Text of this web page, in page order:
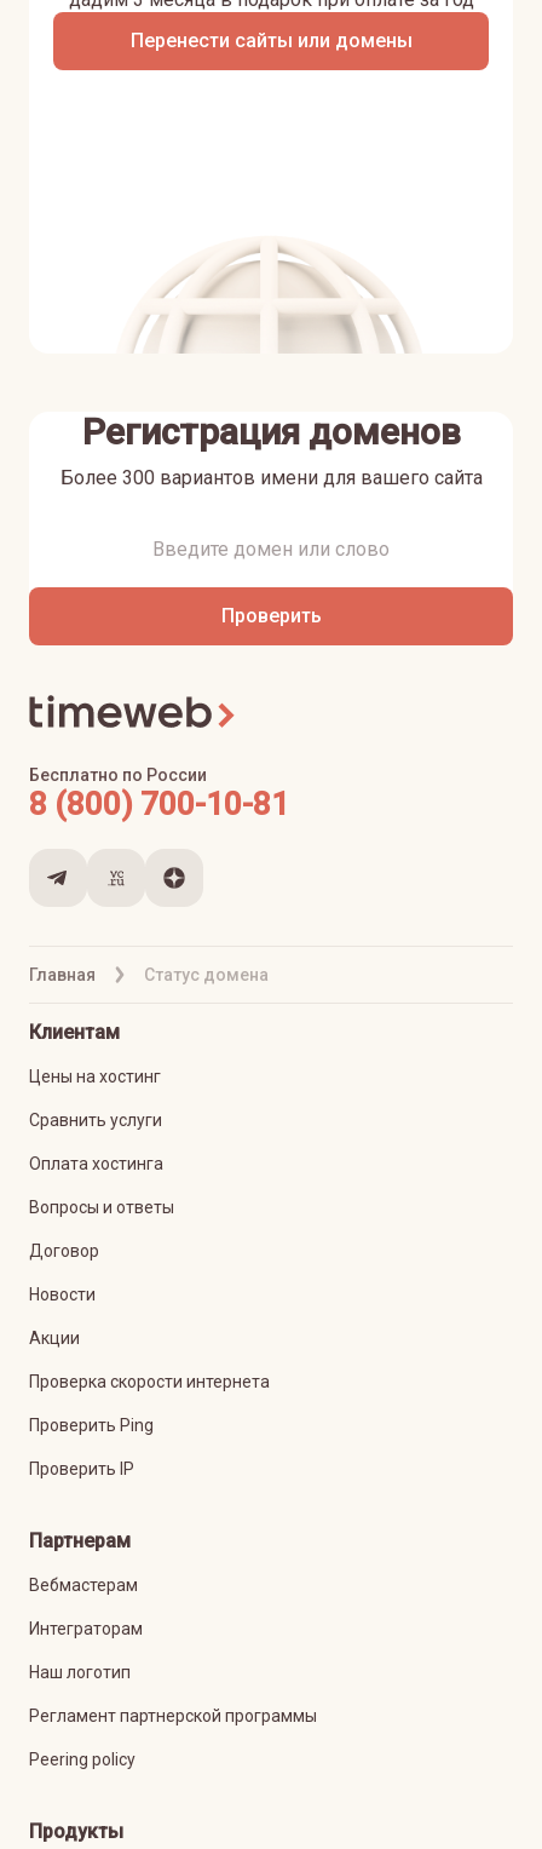
Перенести сайты или домены
Регистрация доменов
Более 300 вариантов имени для вашего сайта
Проверить
Главная Статус домена
Бесплатно по России
8 (800) 700-10-81
Клиентам
Цены на хостинг
Сравнить услуги
Оплата хостинга
Вопросы и ответы
Договор
Новости
Акции
Проверка скорости интернета
Проверить Ping
Проверить IP
Партнерам
Вебмастерам
Интеграторам
Наш логотип
Регламент партнерской программы
Peering policy
Продукты